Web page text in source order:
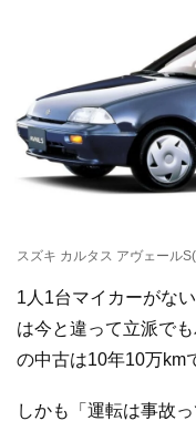
スズキ カルタス アヴェール
1人1台マイカーがな
は今と違って立派で
の中古は10年10万km
しかも「運転は事故